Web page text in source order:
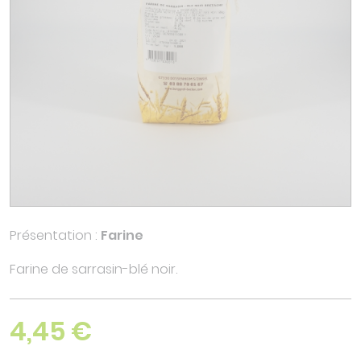
Présentation : Farine
Farine de sarrasin-blé noir.
4,45 €